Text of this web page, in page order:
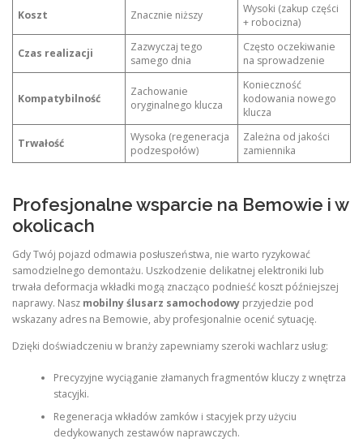
Koszt Znacznie niższy
Wysoki (zakup części
+ robocizna)
Czas realizacji
Zazwyczaj tego
samego dnia
Często oczekiwanie
na sprowadzenie
Kompatybilność
Zachowanie
oryginalnego klucza
Konieczność
kodowania nowego
klucza
Trwałość
Wysoka (regeneracja
podzespołów)
Zależna od jakości
zamiennika
Profesjonalne wsparcie na Bemowie i w
okolicach
Gdy Twój pojazd odmawia posłuszeństwa, nie warto ryzykować
samodzielnego demontażu. Uszkodzenie delikatnej elektroniki lub
trwała deformacja wkładki mogą znacząco podnieść koszt późniejszej
naprawy. Nasz mobilny ślusarz samochodowy przyjedzie pod
wskazany adres na Bemowie, aby profesjonalnie ocenić sytuację.
Dzięki doświadczeniu w branży zapewniamy szeroki wachlarz usług:
Precyzyjne wyciąganie złamanych fragmentów kluczy z wnętrza
stacyjki.
Regeneracja wkładów zamków i stacyjek przy użyciu
dedykowanych zestawów naprawczych.